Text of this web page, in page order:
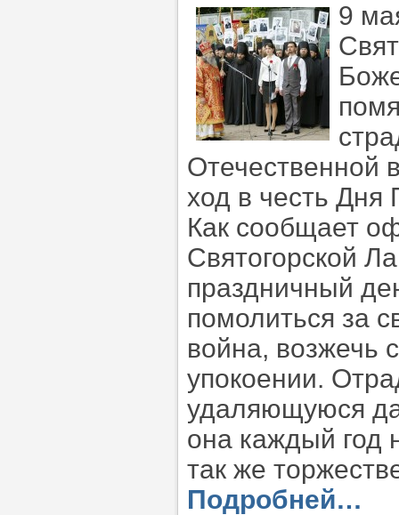
9
Отечественной
ход в честь
Как сообщает
Святогорской
праздничный
помолиться за
война, возжечь
упокоении.
удаляющуюся
она каждый год
так же
Подробней…